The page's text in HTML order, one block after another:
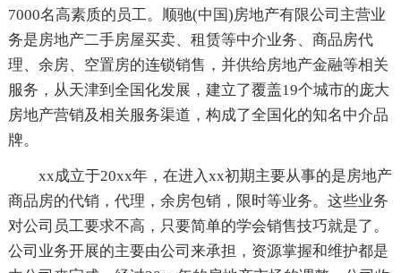
7000名高素质的员工。顺驰(中国)房地产有限公司主营业
务是房地产二手房屋买卖、租赁等中介业务、商品房代
理、余房、空置房的连锁销售，并供给房地产金融等相关
服务，从天津到全国化发展，建立了覆盖19个城市的庞大
房地产营销及相关服务渠道，构成了全国化的知名中介品
牌。
xx成立于20xx年，在进入xx初期主要从事的是房地产
商品房的代销，代理，余房包销，限时等业务。这些业务
对公司员工要求不高，只要简单的学会销售技巧就是了。
公司业务开展的主要由公司来承担，资源掌握和维护都是